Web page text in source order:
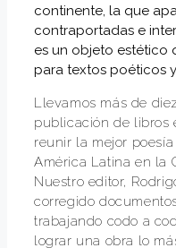
continente, la que
contraportadas e
es un objeto estético
para textos poéticos
Llevamos más de
publicación de libros
reunir la mejor
América Latina en la
Nuestro editor,
corregido
trabajando codo a
lograr una obra lo